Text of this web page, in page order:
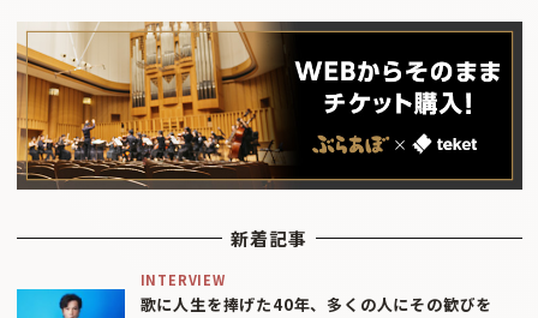
新着記事
INTERVIEW
歌に人生を捧げた40年、多くの人にその歓びを